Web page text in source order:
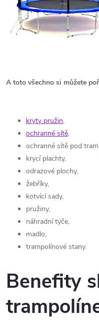
A toto všechno si můžete
kryty pružin,
ochranné sítě,
ochranné sítě pod
krycí plachty,
odrazové plochy,
žebříky,
kotvící sady,
pružiny,
náhradní tyče,
madlo,
trampolínové stany.
Benefity